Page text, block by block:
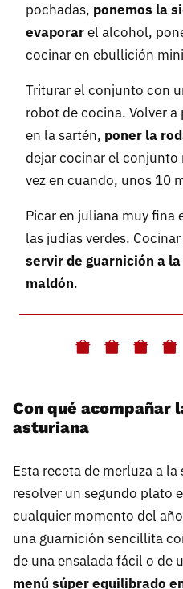
pochadas, ponemos la
evaporarel alcohol,
cocinar en ebullición
Triturar el conjunto con
robot de cocina. Volver
en la sartén, poner la
dejar cocinar el conjunto
vez en cuando, unos 10
Picar en juliana muy fina
las judías verdes.
servir de guarnición a
maldón.
Con qué acompañar
asturiana
Esta receta de merluza a
resolver un segundo plato
cualquier momento del
una guarnición sencillita
de una ensalada fácil o de
menú súper equilibrado